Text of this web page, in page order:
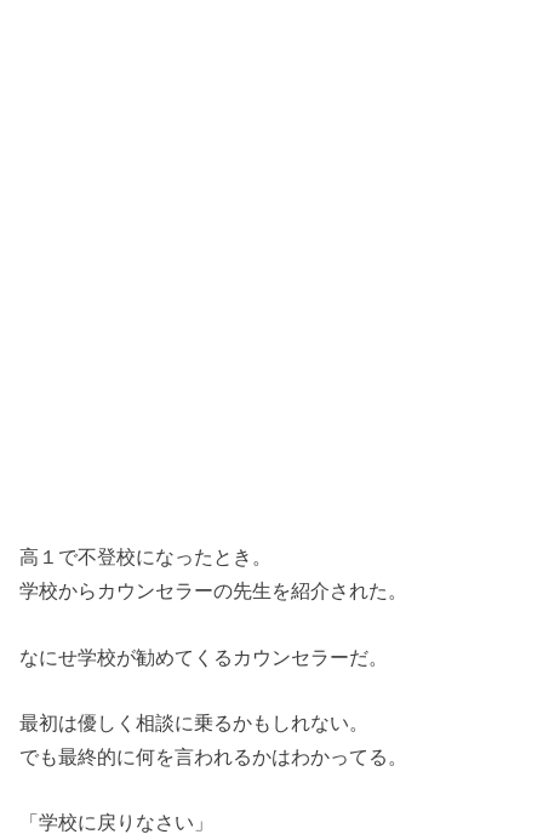
高１で不登校になったとき。
学校からカウンセラーの先生を紹介された。
なにせ学校が勧めてくるカウンセラーだ。
最初は優しく相談に乗るかもしれない。
でも最終的に何を言われるかはわかってる。
「学校に戻りなさい」